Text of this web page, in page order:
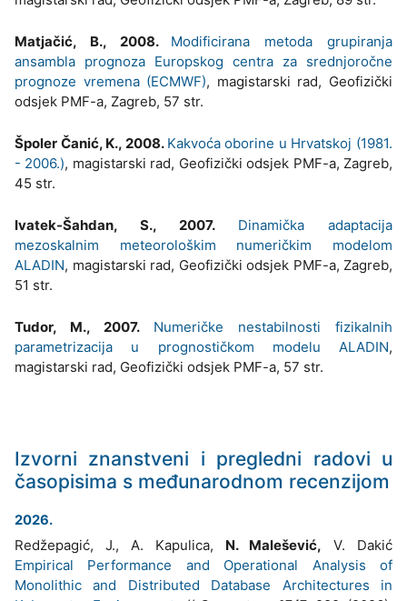
Matjačić, B., 2008. Modificirana metoda grupiranja
ansambla prognoza Europskog centra za srednjoročne
prognoze vremena (ECMWF), magistarski rad, Geofizički
odsjek PMF-a, Zagreb, 57 str.
Špoler Čanić, K., 2008. Kakvoća oborine u Hrvatskoj (1981.
- 2006.), magistarski rad, Geofizički odsjek PMF-a, Zagreb,
45 str.
Ivatek-Šahdan, S., 2007.
Dinamička adaptacija
mezoskalnim meteorološkim numeričkim modelom
ALADIN, magistarski rad, Geofizički odsjek PMF-a, Zagreb,
51 str.
Tudor, M., 2007.
Numeričke nestabilnosti fizikalnih
parametrizacija u prognostičkom modelu ALADIN,
magistarski rad, Geofizički odsjek PMF-a, 57 str.
Izvorni znanstveni i pregledni radovi u
časopisima s međunarodnom recenzijom
2026.
Redžepagić, J., A. Kapulica, N. Malešević, V. Dakić
Empirical Performance and Operational Analysis of
Monolithic and Distributed Database Architectures in